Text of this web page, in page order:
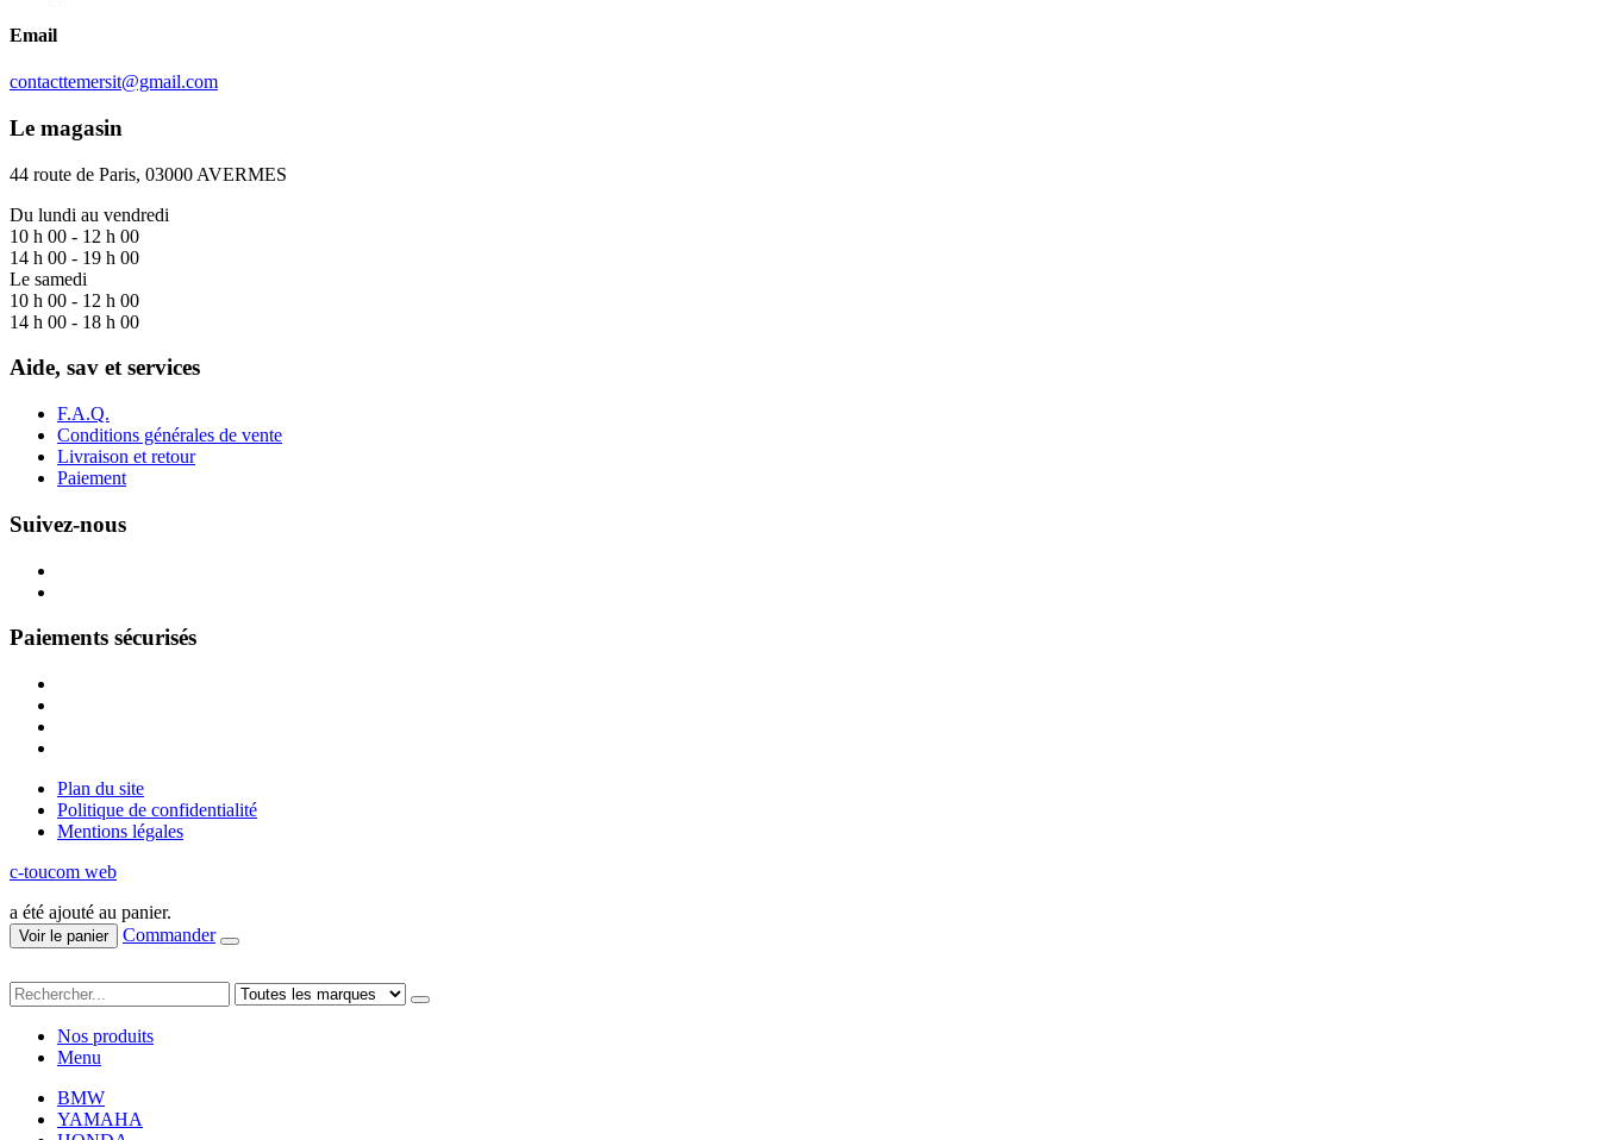
Email
contacttemersit@gmail.com
Le magasin
44 route de Paris, 03000 AVERMES
Du lundi au vendredi
10 h 00 - 12 h 00
14 h 00 - 19 h 00
Le samedi
10 h 00 - 12 h 00
14 h 00 - 18 h 00
Aide, sav et services
F.A.Q.
Conditions générales de vente
Livraison et retour
Paiement
Suivez-nous
Paiements sécurisés
Plan du site
Politique de confidentialité
Mentions légales
c-toucom web
a été ajouté au panier.
Voir le panier Commander
Nos produits
Menu
BMW
YAMAHA